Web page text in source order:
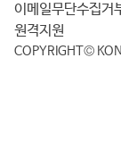
이메일무단수집거
원격지원
COPYRIGHT©